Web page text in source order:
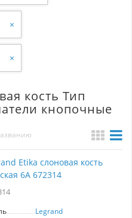
×
×
кость Тип
кнопочные
Etika слоновая кость
6А 672314
Legrand